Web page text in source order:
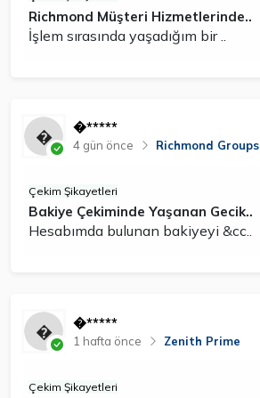
Richmond Müşteri Hizmetlerinde..
İşlem sırasında yaşadığım bir ..
�*****
4 gün önce Richmond Groups
Çekim Şikayetleri
Bakiye Çekiminde Yaşanan Gecik..
Hesabımda bulunan bakiyeyi &cc..
�*****
1 hafta önce Zenith Prime
Çekim Şikayetleri